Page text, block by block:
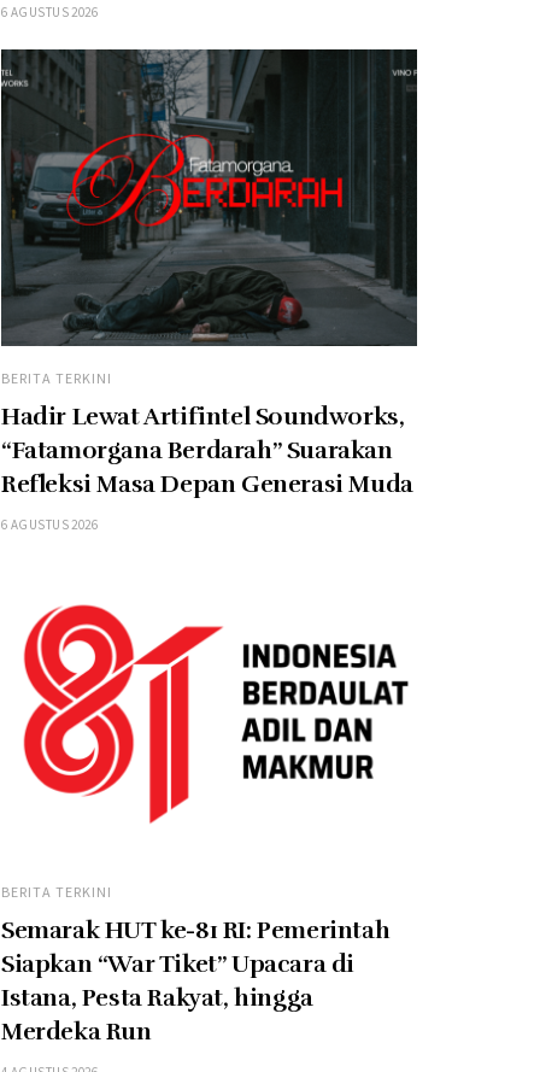
6 AGUSTUS 2026
BERITA TERKINI
Hadir Lewat Artifintel Soundworks,
“Fatamorgana Berdarah” Suarakan
Refleksi Masa Depan Generasi Muda
6 AGUSTUS 2026
BERITA TERKINI
Semarak HUT ke-81 RI: Pemerintah
Siapkan “War Tiket” Upacara di
Istana, Pesta Rakyat, hingga
Merdeka Run